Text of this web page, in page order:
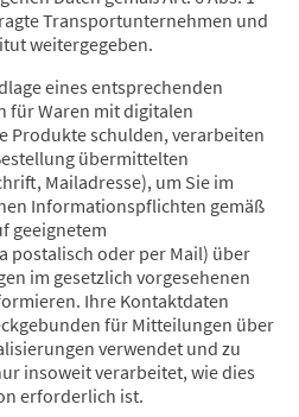
Transportunternehmen und
weitergegeben.
eines entsprechenden
für Waren mit digitalen
Produkte schulden, verarbeiten
übermittelten
Mailadresse), um Sie im
Informationspflichten gemäß
geeignetem
postalisch oder per Mail) über
im gesetzlich vorgesehenen
Ihre Kontaktdaten
für Mitteilungen über
verwendet und zu
insoweit verarbeitet, wie dies
erforderlich ist.